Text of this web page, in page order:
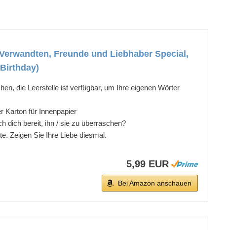
Freunde und Liebhaber Special,
die Leerstelle ist verfügbar, um Ihre eigenen Wörter
Karton für Innenpapier
dich bereit, ihn / sie zu überraschen?
Zeigen Sie Ihre Liebe diesmal.
5,99 EUR
Bei Amazon anschauen